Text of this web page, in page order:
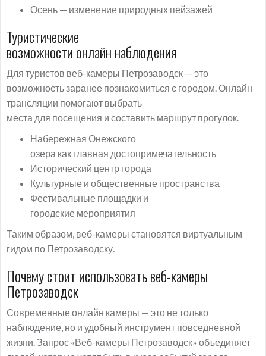
Осень — изменение природных пейзажей
Туристические
возможности онлайн наблюдения
Для туристов веб-камеры Петрозаводск — это
возможность заранее познакомиться с городом. Онлайн
трансляции помогают выбрать
места для посещения и составить маршрут прогулок.
Набережная Онежского
озера как главная достопримечательность
Исторический центр города
Культурные и общественные пространства
Фестивальные площадки и
городские мероприятия
Таким образом, веб-камеры становятся виртуальным
гидом по Петрозаводску.
Почему стоит использовать веб-камеры
Петрозаводск
Современные онлайн камеры — это не только
наблюдение, но и удобный инструмент повседневной
жизни. Запрос «Веб-камеры Петрозаводск» объединяет